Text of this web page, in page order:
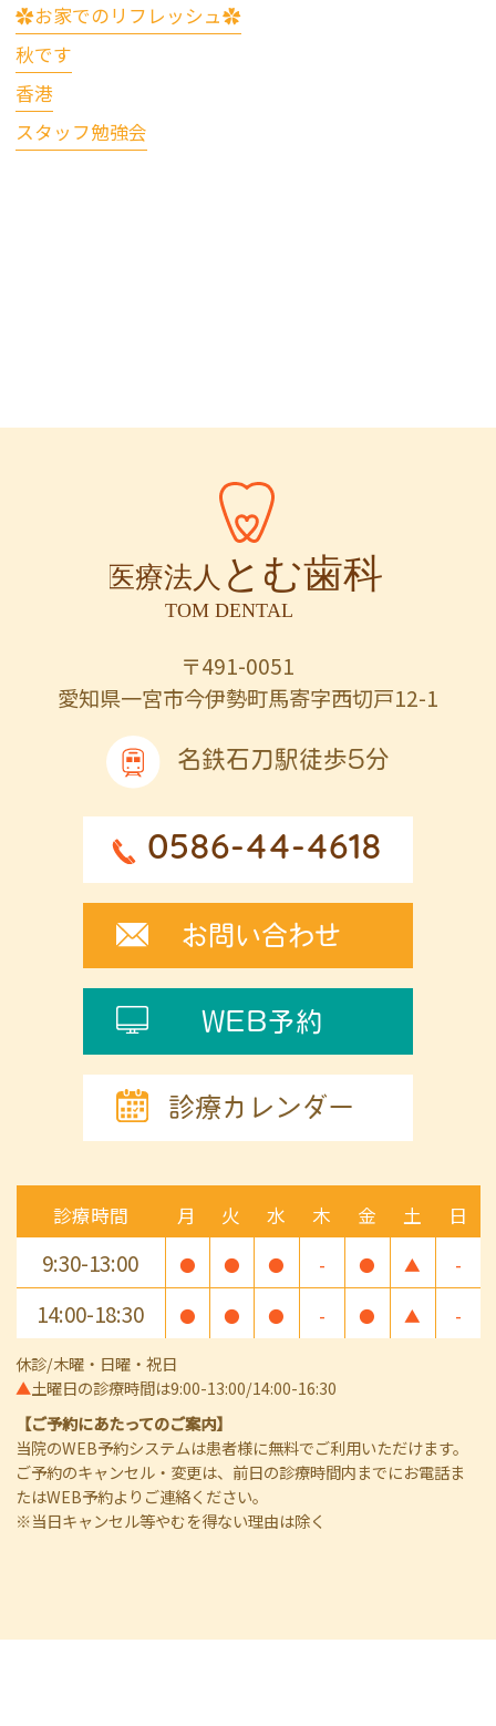
✿お家でのリフレッシュ✿
秋です
香港
スタッフ勉強会
〒491-0051
愛知県一宮市今伊勢町馬寄字西切戸12-1
名鉄石刀駅徒歩5分
0586-44-4618
お問い合わせ
WEB予約
診療カレンダー
診療時間 月 火 水 木 金 土 日
9:30-13:00 ● ● ● - ● ▲ -
14:00-18:30 ● ● ● - ● ▲ -
休診/木曜・日曜・祝日
▲土曜日の診療時間は9:00-13:00/14:00-16:30
【ご予約にあたってのご案内】
当院のWEB予約システムは患者様に無料でご利用いただけます。
ご予約のキャンセル・変更は、前日の診療時間内までにお電話ま
たはWEB予約よりご連絡ください。
※当日キャンセル等やむを得ない理由は除く